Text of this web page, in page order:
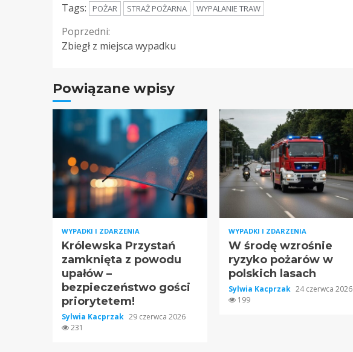
Tags:
POŻAR STRAŻ POŻARNA WYPALANIE TRAW
Continue
Reading
Poprzedni:
Zbiegł z miejsca wypadku
Powiązane wpisy
WYPADKI I ZDARZENIA
Królewska Przystań
zamknięta z powodu
upałów –
bezpieczeństwo gości
priorytetem!
Sylwia Kacprzak 29 czerwca 2026
231
WYPADKI I ZDARZENIA
W środę wzrośnie
ryzyko pożarów w
polskich lasach
Sylwia Kacprzak 24 czerwca 2026
199